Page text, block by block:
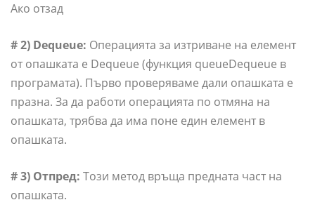
Ако отзад
# 2) Dequeue: Операцията за изтриване на елемент
от опашката е Dequeue (функция queueDequeue в
програмата). Първо проверяваме дали опашката е
празна. За да работи операцията по отмяна на
опашката, трябва да има поне един елемент в
опашката.
# 3) Отпред: Този метод връща предната част на
опашката.